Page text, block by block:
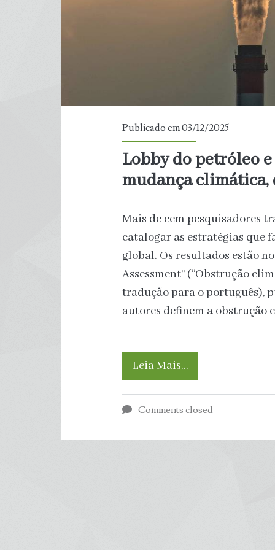
Atlântico
Publicado em 03/12/2025
Lobby do petróleo
mudança climática,
Mais de cem pesquisadores
catalogar as estratégias que
global. Os resultados estão
Assessment” (“Obstrução
tradução para o português),
autores definem a obstrução
Leia Mais…Lobby
do
Comments closed